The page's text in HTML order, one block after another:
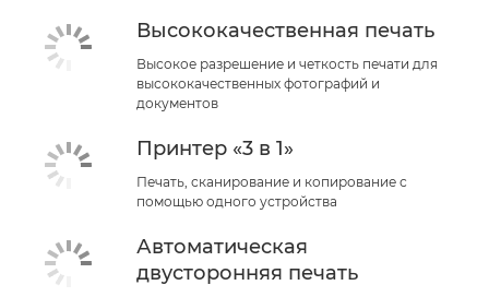
Высококачественная печать
Высокое разрешение и четкость печати для
высококачественных фотографий и
документов
Принтер «3 в 1»
Печать, сканирование и копирование с
помощью одного устройства
Автоматическая
двусторонняя печать